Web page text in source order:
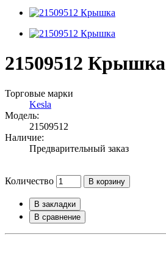
21509512 Крышка
Торговые марки
Kesla
Модель:
21509512
Наличие:
Предварительный заказ
Количество В корзину
В закладки
В сравнение